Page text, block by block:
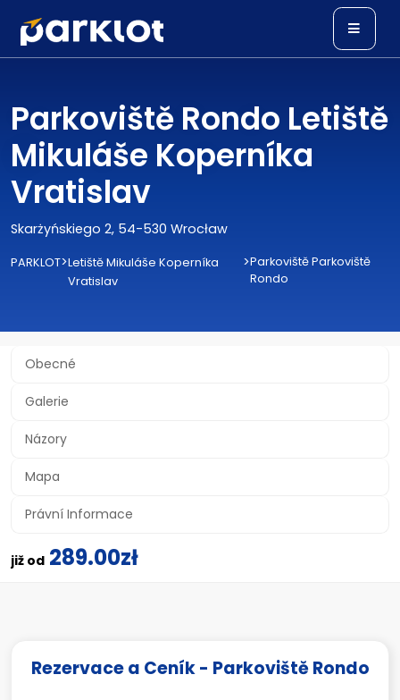
Parkoviště Rondo Letiště
Mikuláše Koperníka
Vratislav
Skarżyńskiego 2, 54-530 Wrocław
PARKLOT>Letiště Mikuláše Koperníka
Vratislav
>Parkoviště Parkoviště
Rondo
Obecné
Galerie
Názory
Mapa
Právní Informace
již od 289.00zł
Rezervace a Ceník - Parkoviště Rondo